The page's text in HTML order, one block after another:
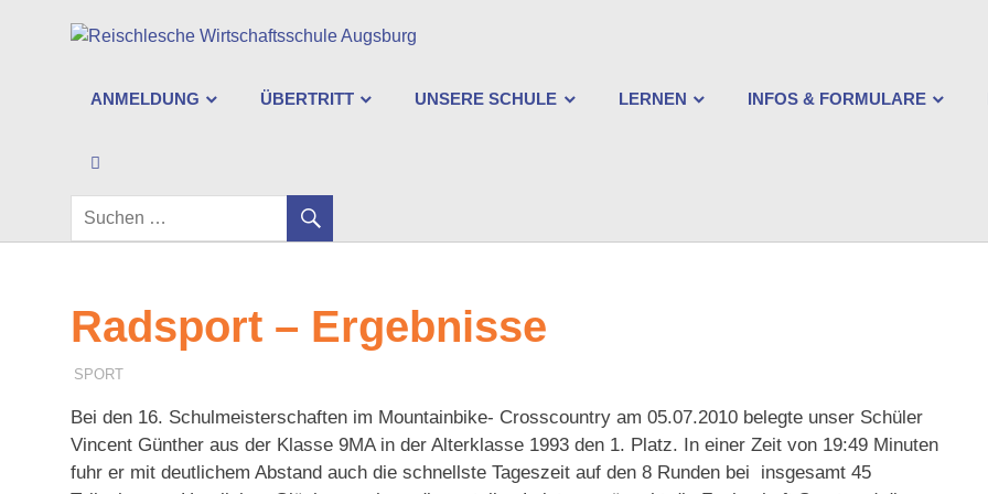
Wirtschaftsschule
ANMELDUNG ÜBERTRITT UNSERE SCHULE LERNEN INFOS & FORMULARE
Radsport – Ergebnisse
29. JULI 2010
J. KELLER
SPORT
Bei den 16. Schulmeisterschaften im Mountainbike- Crosscountry am 05.07.2010 belegte unser Schüler
Vincent Günther aus der Klasse 9MA in der Alterklasse 1993 den 1. Platz. In einer Zeit von 19:49 Minuten
fuhr er mit deutlichem Abstand auch die schnellste Tageszeit auf den 8 Runden bei insgesamt 45